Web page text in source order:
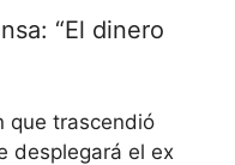
“El dinero
que trascendió
desplegará el ex